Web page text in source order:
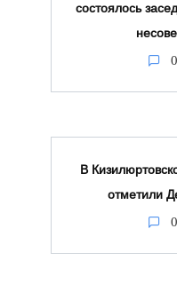
состоялось
0
В
отметили
0